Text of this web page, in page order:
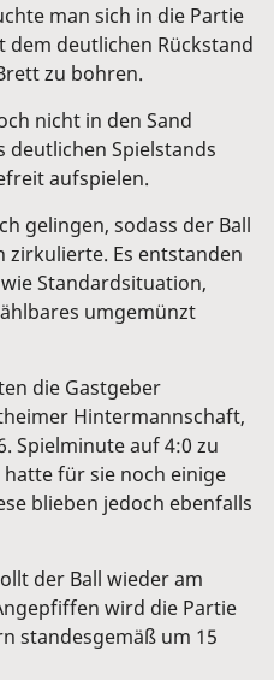
man sich in die Partie
deutlichen Rückstand
zu bohren.
nicht in den Sand
deutlichen Spielstands
aufspielen.
gelingen, sodass der Ball
zirkulierte. Es entstanden
Standardsituation,
umgemünzt
die Gastgeber
Hintermannschaft,
Spielminute auf 4:0 zu
hatte für sie noch einige
blieben jedoch ebenfalls
der Ball wieder am
wird die Partie
standesgemäß um 15